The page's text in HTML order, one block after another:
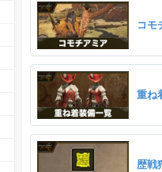
コモ
重ね
歴戦